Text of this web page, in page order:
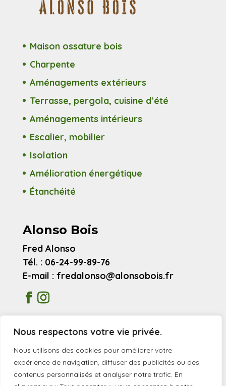
Nous respectons votre vie privée.
Nous utilisons des cookies pour améliorer votre
expérience de navigation, diffuser des publicités ou des
contenus personnalisés et analyser notre trafic. En
Maison ossature bois
Charpente
Aménagements extérieurs
Terrasse, pergola, cuisine d’été
Aménagements intérieurs
Escalier, mobilier
Isolation
Amélioration énergétique
Étanchéité
Alonso Bois
Fred Alonso
Tél. : 06-24-99-89-76
E-mail : fredalonso@alonsobois.fr
Mentions légales
Avis clients